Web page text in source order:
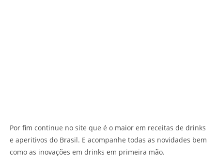
Por fim continue no site que é o maior em receitas de drinks
e aperitivos do Brasil. E acompanhe todas as novidades bem
como as inovações em drinks em primeira mão.